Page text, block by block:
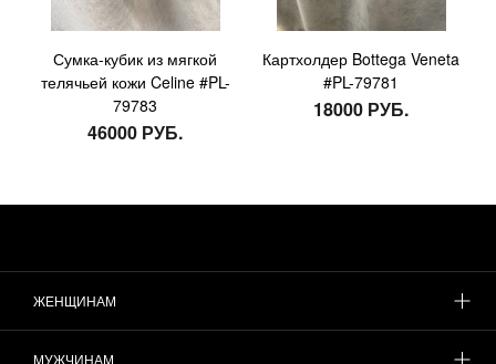
Сумка-кубик из мягкой
телячьей кожи Celine #PL-
79783
46000 РУБ.
Картхолдер Bottega Veneta
#PL-79781
18000 РУБ.
ЖЕНЩИНАМ
МУЖЧИНАМ